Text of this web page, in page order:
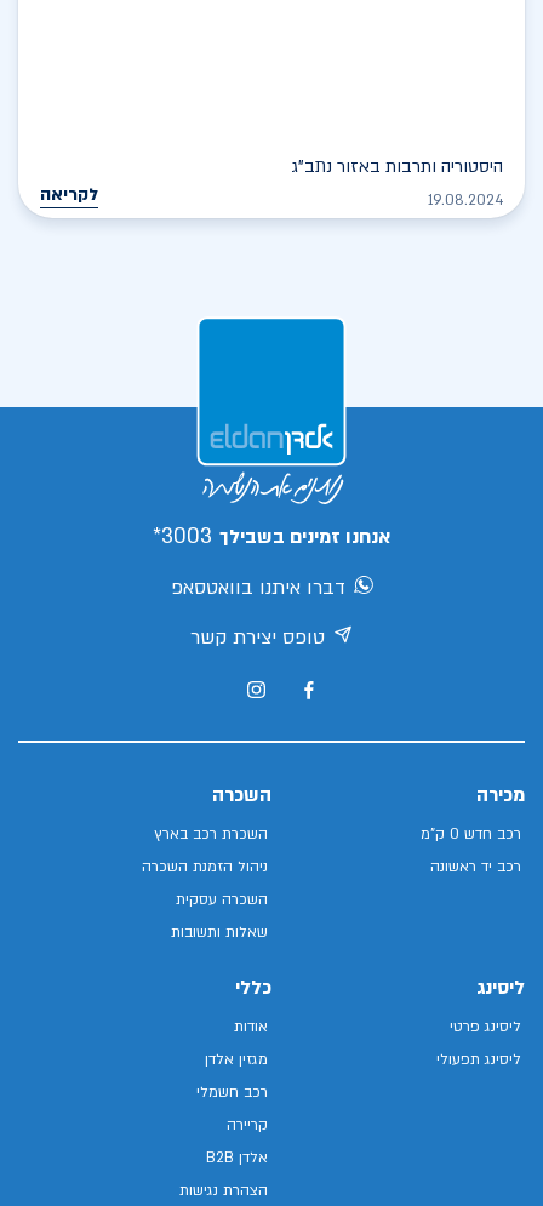
היסטוריה ותרבות באזור נתב"ג
19.08.2024 לקריאה
אנחנו זמינים בשבילך 3003*
דברו איתנו בוואטסאפ
טופס יצירת קשר
מכירה
רכב חדש 0 ק"מ
רכב יד ראשונה
השכרה
השכרת רכב בארץ
ניהול הזמנת השכרה
השכרה עסקית
שאלות ותשובות
ליסינג
ליסינג פרטי
ליסינג תפעולי
כללי
אודות
מגזין אלדן
רכב חשמלי
קריירה
אלדן B2B
הצהרת נגישות